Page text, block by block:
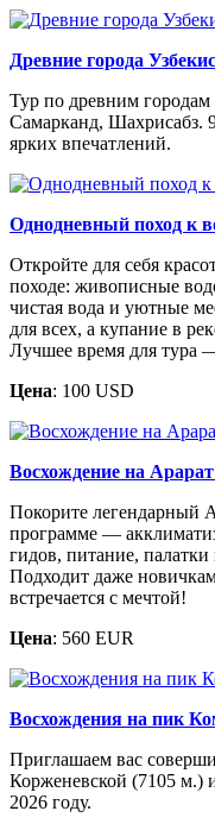
Древние города
Тур по древним
Самарканд, Шахрисабз.
ярких впечатлений.
Однодневный поход к
Откройте для себя
походе: живописные
чистая вода и уютные
для всех, а купание в
Лучшее время для тура
Цена: 100 USD
Восхождение на
Покорите легендарный
программе —
гидов, питание,
Подходит даже
встречается с мечтой!
Цена: 560 EUR
Восхождения на пик
Приглашаем вас
Корженевской (7105
2026 году.